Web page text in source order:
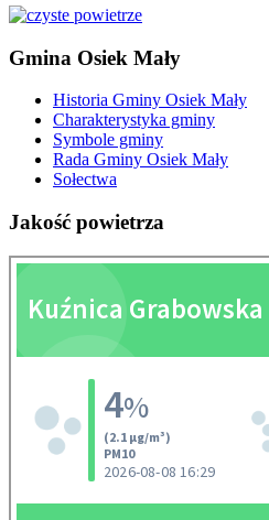
Gmina Osiek Mały
Historia Gminy Osiek Mały
Charakterystyka gminy
Symbole gminy
Rada Gminy Osiek Mały
Sołectwa
Jakość powietrza